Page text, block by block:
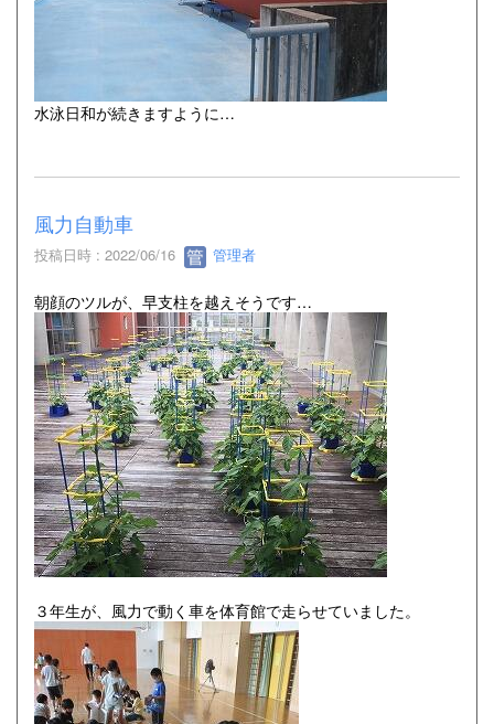
水泳日和が続きますように…
風力自動車
投稿日時 : 2022/06/16 管理者
朝顔のツルが、早支柱を越えそうです…
３年生が、風力で動く車を体育館で走らせていました。